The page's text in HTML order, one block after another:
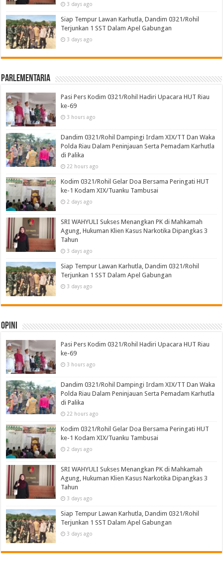
3 days ago
Siap Tempur Lawan Karhutla, Dandim 0321/Rohil
Terjunkan 1 SST Dalam Apel Gabungan
3 days ago
Parlementaria
Pasi Pers Kodim 0321/Rohil Hadiri Upacara HUT Riau
ke-69
3 hours ago
Dandim 0321/Rohil Dampingi Irdam XIX/TT Dan Waka
Polda Riau Dalam Peninjauan Serta Pemadam Karhutla
di Palika
22 hours ago
Kodim 0321/Rohil Gelar Doa Bersama Peringati HUT
ke-1 Kodam XIX/Tuanku Tambusai
2 days ago
SRI WAHYULI Sukses Menangkan PK di Mahkamah
Agung, Hukuman Klien Kasus Narkotika Dipangkas 3
Tahun
3 days ago
Siap Tempur Lawan Karhutla, Dandim 0321/Rohil
Terjunkan 1 SST Dalam Apel Gabungan
3 days ago
Opini
Pasi Pers Kodim 0321/Rohil Hadiri Upacara HUT Riau
ke-69
3 hours ago
Dandim 0321/Rohil Dampingi Irdam XIX/TT Dan Waka
Polda Riau Dalam Peninjauan Serta Pemadam Karhutla
di Palika
22 hours ago
Kodim 0321/Rohil Gelar Doa Bersama Peringati HUT
ke-1 Kodam XIX/Tuanku Tambusai
2 days ago
SRI WAHYULI Sukses Menangkan PK di Mahkamah
Agung, Hukuman Klien Kasus Narkotika Dipangkas 3
Tahun
3 days ago
Siap Tempur Lawan Karhutla, Dandim 0321/Rohil
Terjunkan 1 SST Dalam Apel Gabungan
3 days ago